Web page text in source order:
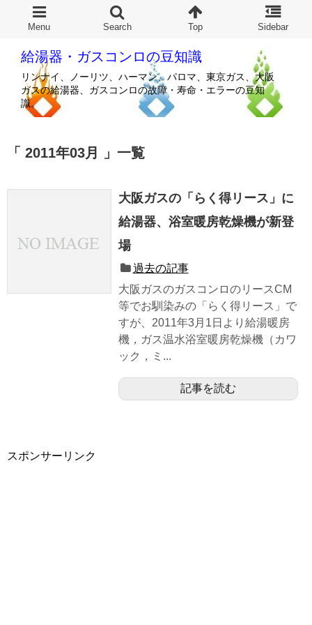
給湯器・ガスコンロの豆知識
リンナイ、ノーリツ、ハーマン、パロマ、東京ガス、大阪
ガスの給湯器、ガスコンロの故障・寿命・エラーの豆知
識。
2011年03月 一覧
大阪ガスの「らく得リース」に
給湯器、浴室暖房乾燥機が新登
場
過去の記事
大阪ガスのガスコンロのリースCM
等でお馴染みの「らく得リース」で
すが、2011年3月1日より給湯暖房
機，ガス温水浴室暖房乾燥機（カワ
ック，ミ...
記事を読む
スポンサーリンク